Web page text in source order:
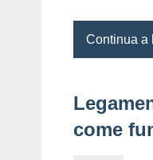
Continua a
come